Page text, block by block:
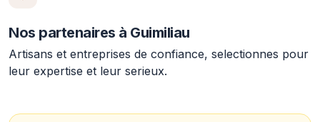
Nos partenaires à Guimiliau
Artisans et entreprises de confiance, selectionnes pour
leur expertise et leur serieux.